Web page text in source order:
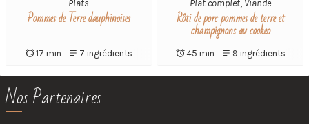
Plats
Pommes de Terre dauphinoises
17 min 7 ingrédients
Plat complet, Viande
Rôti de porc pommes de terre et
champignons au cookeo
45 min 9 ingrédients
Nos Partenaires